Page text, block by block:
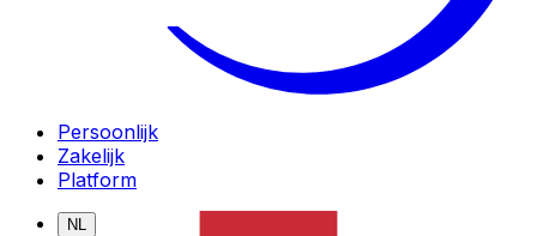
Persoonlijk
Zakelijk
Platform
NL